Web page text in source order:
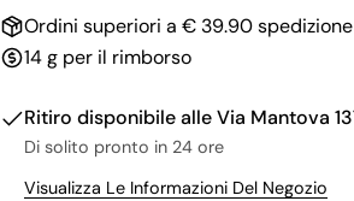
Ordini superiori a € 39.90
14 g per il rimborso
Ritiro disponibile alleVia Mantova
Di solito pronto in 24 ore
Visualizza Le Informazioni Del Negozio